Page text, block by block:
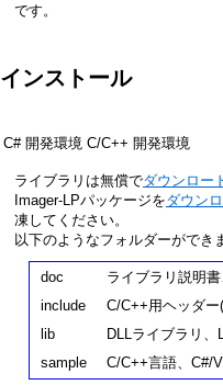
です。
インストール
C# 開発環境 C/C++ 開発環境
ライブラリは無償でダウンロー
Imager-LPパッケージをダウン
凍してください。
以下のようなフォルダーができ
doc
ライブラリ説明
include
C/C++用ヘッダ
lib
DLLライブラリ、
sample
C/C++言語、C#/